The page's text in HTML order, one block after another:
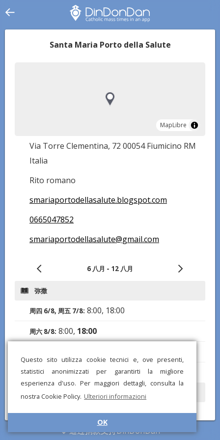
Questo sito utilizza cookie tecnici e, ove presenti,
statistici anonimizzati per garantirti la migliore
esperienza d'uso. Per maggiori dettagli, consulta la
nostra Cookie Policy. Ulteriori informazioni
OK
Santa Maria Porto della Salute
MapLibre
MapLibre
Via Torre Clementina, 72 00054 Fiumicino RM
Italia
Rito romano
smariaportodellasalute.blogspot.com
0665047852
smariaportodellasalute@gmail.com
6 八月 - 12 八月
弥撒
周四 6/8, 周五 7/8: 8:00, 18:00
周六 8/8: 8:00, 18:00
周一 10/8 - 周三 12/8: 8:00, 18:00
开放时间
周四 6/8 - 周三 12/8:7:20-20:00
欧卡里斯特崇拜通过捐款支持DinDonDan